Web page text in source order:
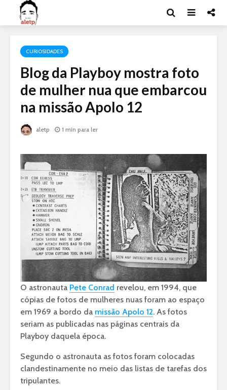
CURIOSIDADES
Blog da Playboy mostra foto
de mulher nua que embarcou
na missão Apolo 12
aletp 1 min para ler
O astronauta Pete Conrad revelou, em 1994, que
cópias de fotos de mulheres nuas foram ao espaço
em 1969 a bordo da missão Apolo 12. As fotos
seriam as publicadas nas páginas centrais da
Playboy daquela época.
Segundo o astronauta as fotos foram colocadas
clandestinamente no meio das listas de tarefas dos
tripulantes.